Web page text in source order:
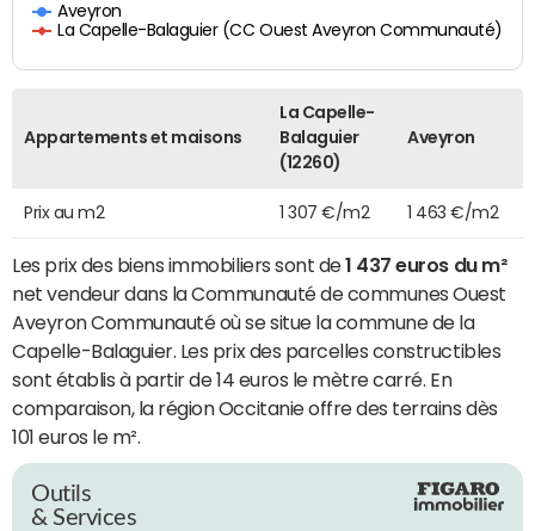
Aveyron
La Capelle-Balaguier (CC Ouest Aveyron Communauté)
Appartements et maisons
La Capelle-
Balaguier
(12260)
Aveyron
Prix au m2 1 307 €/m2 1 463 €/m2
Les prix des biens immobiliers sont de1 437 euros du m²
net vendeur dans la Communauté de communes Ouest
Aveyron Communauté où se situe la commune de la
Capelle-Balaguier. Les prix des parcelles constructibles
sont établis à partir de 14 euros le mètre carré. En
comparaison, la région Occitanie offre des terrains dès
101 euros le m².
Outils
& Services